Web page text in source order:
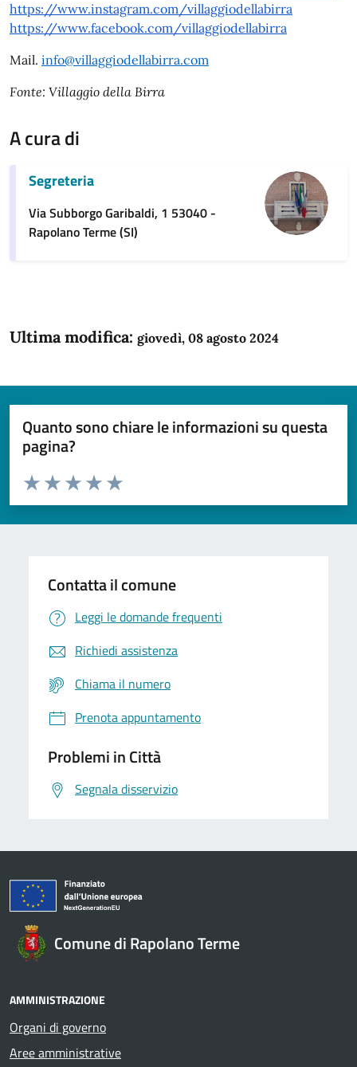
https://www.instagram.com/villaggiodellabirra
https://www.facebook.com/villaggiodellabirra
Mail. info@villaggiodellabirra.com
Fonte: Villaggio della Birra
A cura di
Segreteria
Via Subborgo Garibaldi, 1 53040 -
Rapolano Terme (SI)
Ultima modifica: giovedì, 08 agosto 2024
Quanto sono chiare le informazioni su questa
pagina?
Domanda
Valuta da 1 a 5 stelle la pagina
Valuta 5 stelle su 5
Valuta 4 stelle su 5
Valuta 3 stelle su 5
Valuta 2 stelle su 5
Valuta 1 stelle su 5
Contatta il comune
Leggi le domande frequenti
Richiedi assistenza
Chiama il numero
Prenota appuntamento
Problemi in Città
Segnala disservizio
Comune di Rapolano Terme
AMMINISTRAZIONE
Organi di governo
Aree amministrative